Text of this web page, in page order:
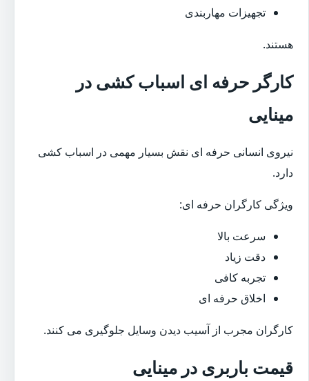
تجهیزات مهاربندی
هستند.
کارگر حرفه ای اسباب کشی در
مینایی
نیروی انسانی حرفه ای نقش بسیار مهمی در اسباب کشی
دارد.
ویژگی کارگران حرفه ای:
سرعت بالا
دقت زیاد
تجربه کافی
اخلاق حرفه ای
کارگران مجرب از آسیب دیدن وسایل جلوگیری می کنند.
قیمت باربری در مینایی